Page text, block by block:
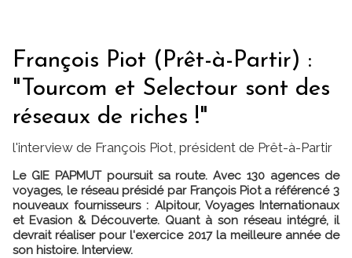
François Piot (Prêt-à-Partir) :
"Tourcom et Selectour sont des
réseaux de riches !"
l'interview de François Piot, président de Prêt-à-Partir
Le GIE PAPMUT poursuit sa route. Avec 130 agences de
voyages, le réseau présidé par François Piot a référencé 3
nouveaux fournisseurs : Alpitour, Voyages Internationaux
et Evasion & Découverte. Quant à son réseau intégré, il
devrait réaliser pour l'exercice 2017 la meilleure année de
son histoire. Interview.